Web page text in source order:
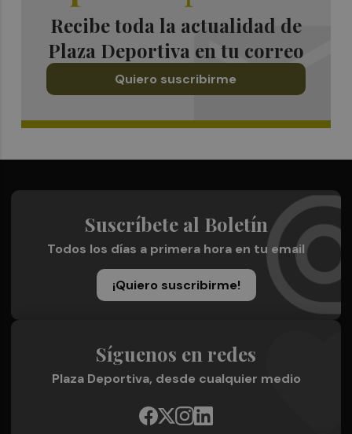
Recibe toda la actualidad de
Plaza Deportiva en tu correo
Quiero suscribirme
Suscríbete al Boletín
Todos los días a primera hora en tu email
¡Quiero suscribirme!
Síguenos en redes
Plaza Deportiva, desde cualquier medio